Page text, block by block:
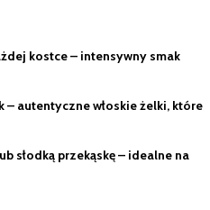
kostce – intensywny smak
– autentyczne włoskie żelki, które
słodką przekąskę – idealne na